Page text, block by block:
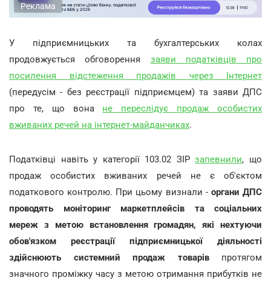
Реклама
У підприємницьких та бухгалтерських колах
продовжується обговорення заяви податківців про
посилення відстеження продажів через Інтернет
(передусім - без реєстрації підприємцем) та заяви ДПС
про те, що вона не переслідує продаж особистих
вживаних речей на інтернет-майданчиках.
Податківці навіть у категорії 103.02 ЗІРзапевнили, що
продаж особистих вживаних речей не є об'єктом
податкового контролю. При цьому визнали - органи ДПС
проводять моніторинг маркетплейсів та соціальних
мереж з метою встановлення громадян, які нехтуючи
обов'язком реєстрації підприємницької діяльності
здійснюють системний продаж товарівпротягом
значного проміжку часу з метою отримання прибутків не